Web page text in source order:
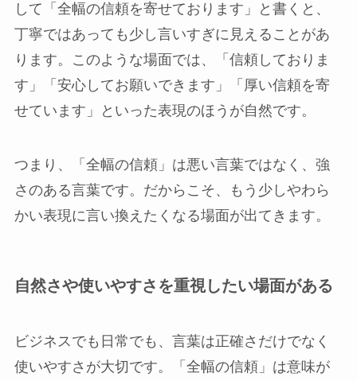
して「全幅の信頼を寄せております」と書くと、
丁寧ではあっても少し言いすぎに見えることがあ
ります。このような場面では、「信頼しておりま
す」「安心してお願いできます」「厚い信頼を寄
せています」といった表現のほうが自然です。
つまり、「全幅の信頼」は悪い言葉ではなく、強
さのある言葉です。だからこそ、もう少しやわら
かい表現に言い換えたくなる場面が出てきます。
自然さや使いやすさを重視したい場面がある
ビジネスでも日常でも、言葉は正確さだけでなく
使いやすさが大切です。「全幅の信頼」は意味が